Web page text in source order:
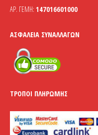
ΑΡ. ΓΕΜΗ: 147016601000
ΑΣΦΆΛΕΙΑ ΣΥΝΑΛΛΑΓΏΝ
ΤΡΌΠΟΙ ΠΛΗΡΩΜΉΣ